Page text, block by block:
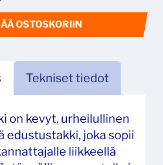
OSTOSKORIIN
Tekniset tiedot
on kevyt, urheilullinen
edustustakki, joka sopii
liikkeellä